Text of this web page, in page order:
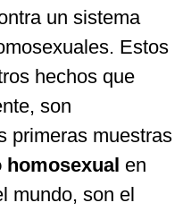
un sistema
Estos
hechos que
son
primeras muestras
homosexual en
mundo, son el